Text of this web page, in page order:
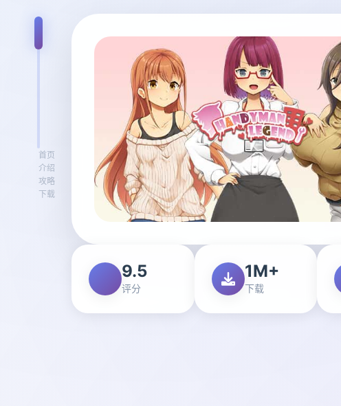
首页
介绍
攻略
下载
9.5
评分
1M+
下载